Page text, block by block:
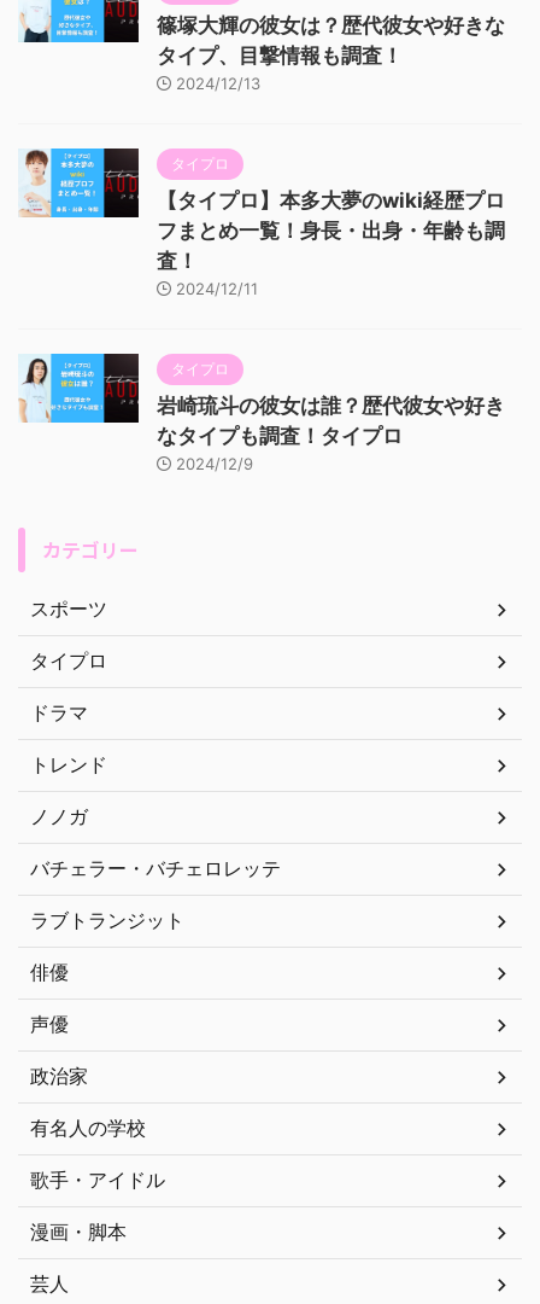
篠塚大輝の彼女は？歴代彼女や好きな
タイプ、目撃情報も調査！
2024/12/13
タイプロ
【タイプロ】本多大夢のwiki経歴プロ
フまとめ一覧！身長・出身・年齢も調
査！
2024/12/11
タイプロ
岩崎琉斗の彼女は誰？歴代彼女や好き
なタイプも調査！タイプロ
2024/12/9
カテゴリー
スポーツ
タイプロ
ドラマ
トレンド
ノノガ
バチェラー・バチェロレッテ
ラブトランジット
俳優
声優
政治家
有名人の学校
歌手・アイドル
漫画・脚本
芸人